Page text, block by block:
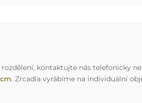
kontaktujte nás telefonicky
. Zrcadla vyrábíme na individuální